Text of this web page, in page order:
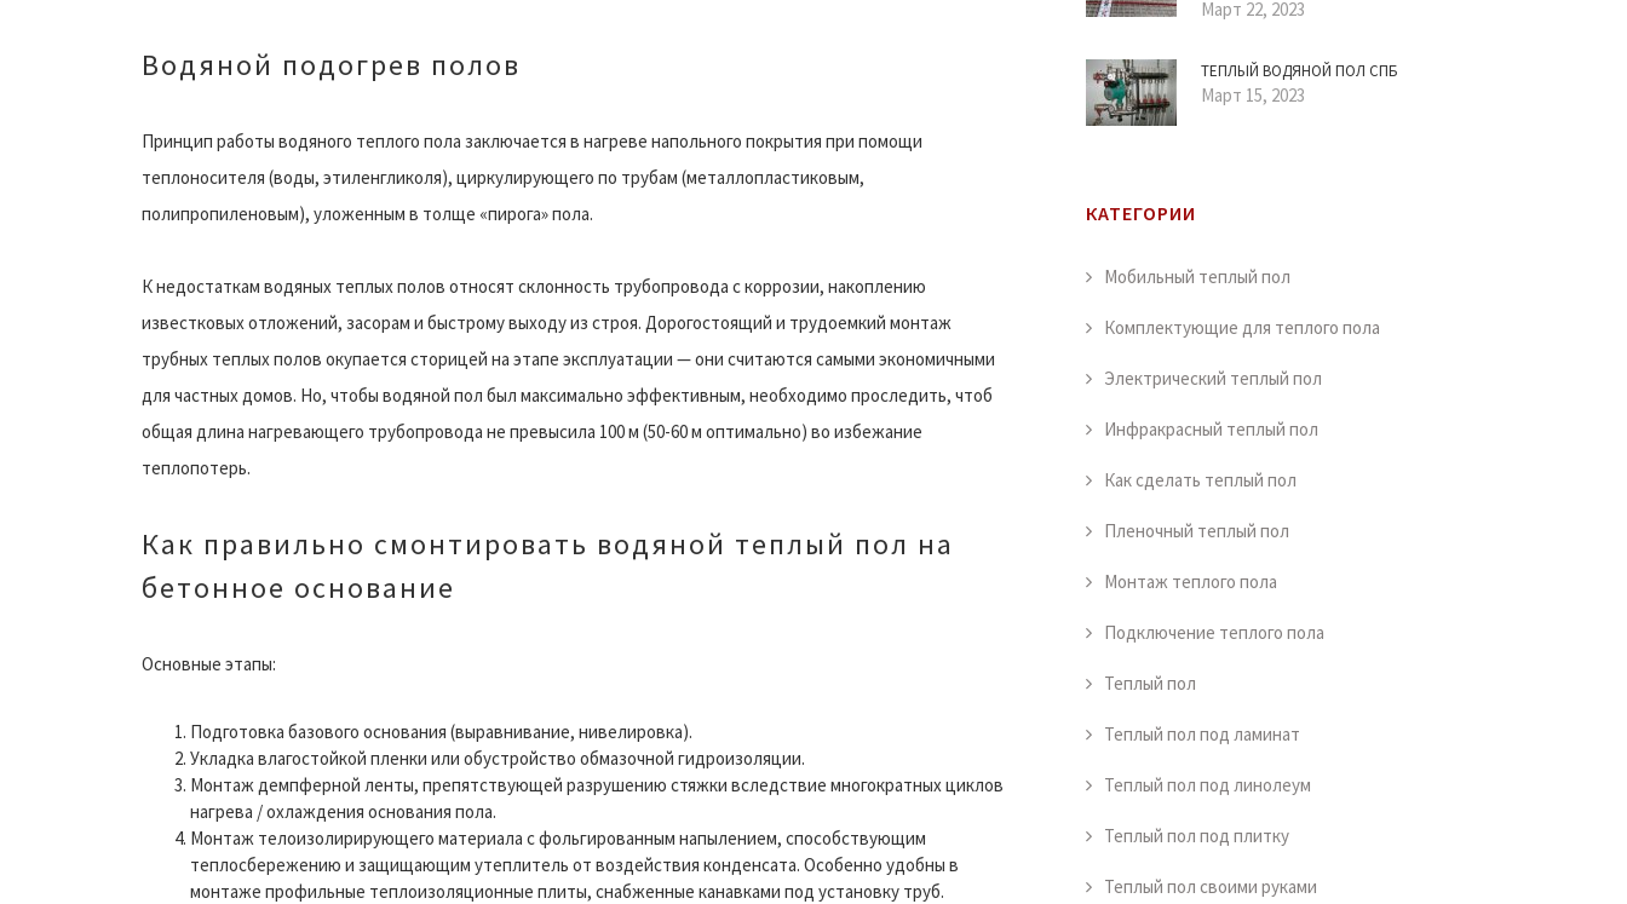
Водяной подогрев полов
Принцип работы водяного теплого пола заключается в нагреве напольного покрытия при помощи
теплоносителя (воды, этиленгликоля), циркулирующего по трубам (металлопластиковым,
полипропиленовым), уложенным в толще «пирога» пола.
К недостаткам водяных теплых полов относят склонность трубопровода с коррозии, накоплению
известковых отложений, засорам и быстрому выходу из строя. Дорогостоящий и трудоемкий монтаж
трубных теплых полов окупается сторицей на этапе эксплуатации — они считаются самыми экономичными
для частных домов. Но, чтобы водяной пол был максимально эффективным, необходимо проследить, чтоб
общая длина нагревающего трубопровода не превысила 100 м (50-60 м оптимально) во избежание
теплопотерь.
Как правильно смонтировать водяной теплый пол на
бетонное основание
Основные этапы:
Подготовка базового основания (выравнивание, нивелировка).
Укладка влагостойкой пленки или обустройство обмазочной гидроизоляции.
Монтаж демпферной ленты, препятствующей разрушению стяжки вследствие многократных циклов
нагрева / охлаждения основания пола.
Монтаж телоизолирирующего материала с фольгированным напылением, способствующим
теплосбережению и защищающим утеплитель от воздействия конденсата. Особенно удобны в
монтаже профильные теплоизоляционные плиты, снабженные канавками под установку труб.
Март 22, 2023
ТЕПЛЫЙ ВОДЯНОЙ ПОЛ СПБ
Март 15, 2023
КАТЕГОРИИ
Мобильный теплый пол
Комплектующие для теплого пола
Электрический теплый пол
Инфракрасный теплый пол
Как сделать теплый пол
Пленочный теплый пол
Монтаж теплого пола
Подключение теплого пола
Теплый пол
Теплый пол под ламинат
Теплый пол под линолеум
Теплый пол под плитку
Теплый пол своими руками